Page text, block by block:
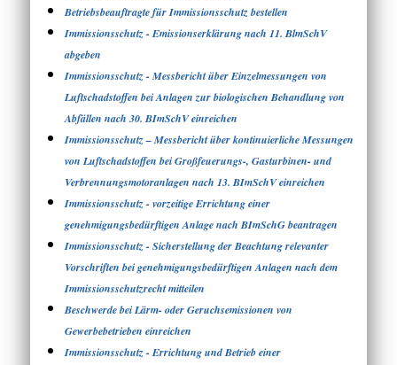
Betriebsbeauftragte für Immissionsschutz bestellen
Immissionsschutz - Emissionserklärung nach 11. BlmSchV
abgeben
Immissionsschutz - Messbericht über Einzelmessungen von
Luftschadstoffen bei Anlagen zur biologischen Behandlung von
Abfällen nach 30. BImSchV einreichen
Immissionsschutz – Messbericht über kontinuierliche Messungen
von Luftschadstoffen bei Großfeuerungs-, Gasturbinen- und
Verbrennungsmotoranlagen nach 13. BImSchV einreichen
Immissionsschutz - vorzeitige Errichtung einer
genehmigungsbedürftigen Anlage nach BImSchG beantragen
Immissionsschutz - Sicherstellung der Beachtung relevanter
Vorschriften bei genehmigungsbedürftigen Anlagen nach dem
Immissionsschutzrecht mitteilen
Beschwerde bei Lärm- oder Geruchsemissionen von
Gewerbebetrieben einreichen
Immissionsschutz - Errichtung und Betrieb einer